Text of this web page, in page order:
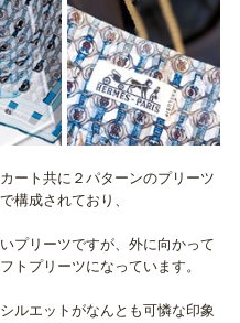
カート共に２パターンのプリーツ
で構成されており、
プリーツですが、外に向かって
トプリーツになっています。
ルエットがなんとも可憐な印象